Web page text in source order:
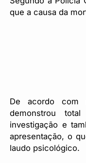
que a causa da
De acordo com
demonstrou
investigação e
apresentação, o
laudo psicológico.